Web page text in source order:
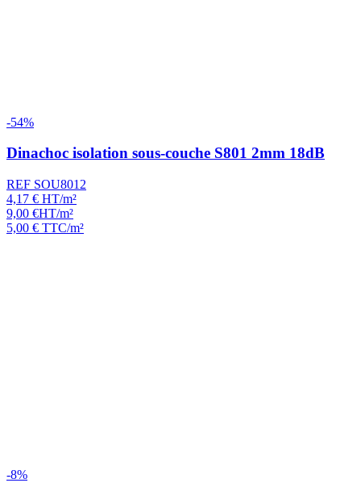
-54%
Dinachoc isolation sous-couche S801 2mm 18dB
REF SOU8012
4,17 € HT/m²
9,00 €HT/m²
5,00 € TTC/m²
-8%